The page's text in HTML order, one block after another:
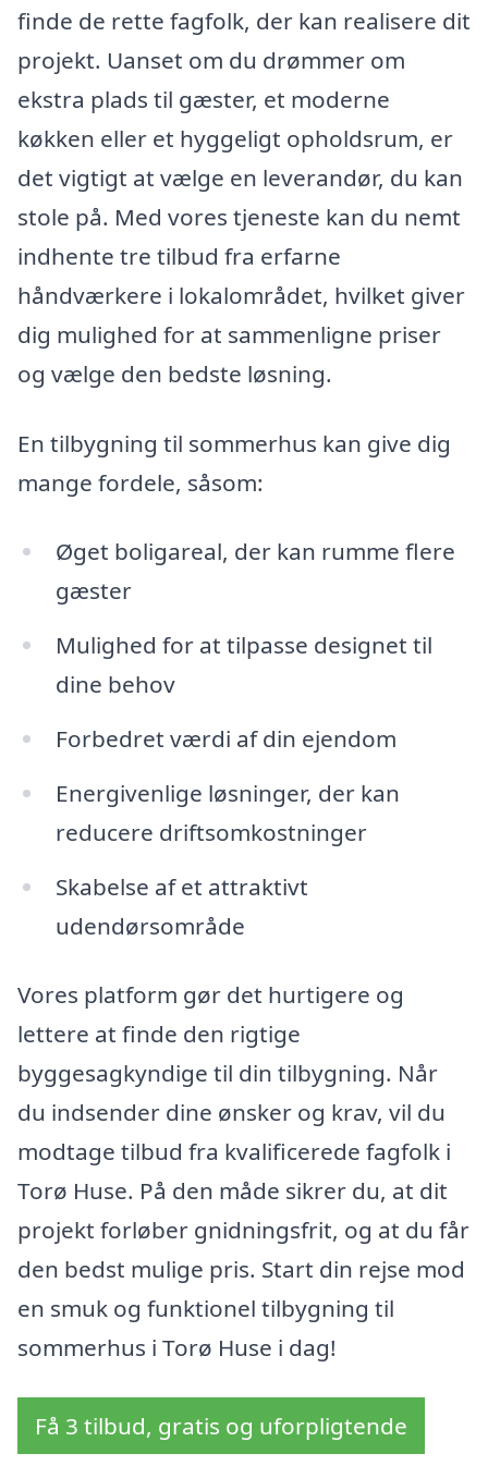
finde de rette fagfolk, der kan realisere dit
projekt. Uanset om du drømmer om
ekstra plads til gæster, et moderne
køkken eller et hyggeligt opholdsrum, er
det vigtigt at vælge en leverandør, du kan
stole på. Med vores tjeneste kan du nemt
indhente tre tilbud fra erfarne
håndværkere i lokalområdet, hvilket giver
dig mulighed for at sammenligne priser
og vælge den bedste løsning.
En tilbygning til sommerhus kan give dig
mange fordele, såsom:
Øget boligareal, der kan rumme flere
gæster
Mulighed for at tilpasse designet til
dine behov
Forbedret værdi af din ejendom
Energivenlige løsninger, der kan
reducere driftsomkostninger
Skabelse af et attraktivt
udendørsområde
Vores platform gør det hurtigere og
lettere at finde den rigtige
byggesagkyndige til din tilbygning. Når
du indsender dine ønsker og krav, vil du
modtage tilbud fra kvalificerede fagfolk i
Torø Huse. På den måde sikrer du, at dit
projekt forløber gnidningsfrit, og at du får
den bedst mulige pris. Start din rejse mod
en smuk og funktionel tilbygning til
sommerhus i Torø Huse i dag!
Få 3 tilbud, gratis og uforpligtende